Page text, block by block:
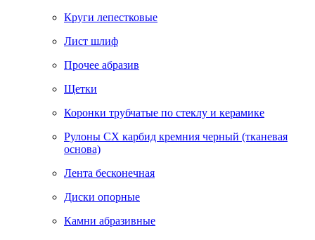
Круги лепестковые
Лист шлиф
Прочее абразив
Щетки
Коронки трубчатые по стеклу и керамике
Рулоны CX карбид кремния черный (тканевая
основа)
Лента бесконечная
Диски опорные
Камни абразивные